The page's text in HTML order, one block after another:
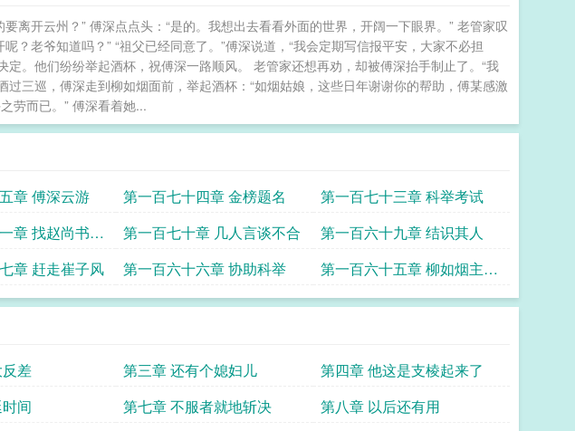
离开云州？” 傅深点点头：“是的。我想出去看看外面的世界，开阔一下眼界。” 老管家叹
？老爷知道吗？” “祖父已经同意了。”傅深说道，“我会定期写信报平安，大家不必担
。他们纷纷举起酒杯，祝傅深一路顺风。 老管家还想再劝，却被傅深抬手制止了。“我
三巡，傅深走到柳如烟面前，举起酒杯：“如烟姑娘，这些日年谢谢你的帮助，傅某感激
劳而已。” 傅深看着她...
章 傅深云游 第一百七十四章 金榜题名
第一百七十三章 科举考试
章 找赵尚书对
第一百七十章 几人言谈不合
第一百六十九章 结识其人
章 赶走崔子风 第一百六十六章 协助科举
第一百六十五章 柳如烟主持
云醉楼
差 第三章 还有个媳妇儿
第四章 他这是支棱起来了
间 第七章 不服者就地斩决
第八章 以后还有用